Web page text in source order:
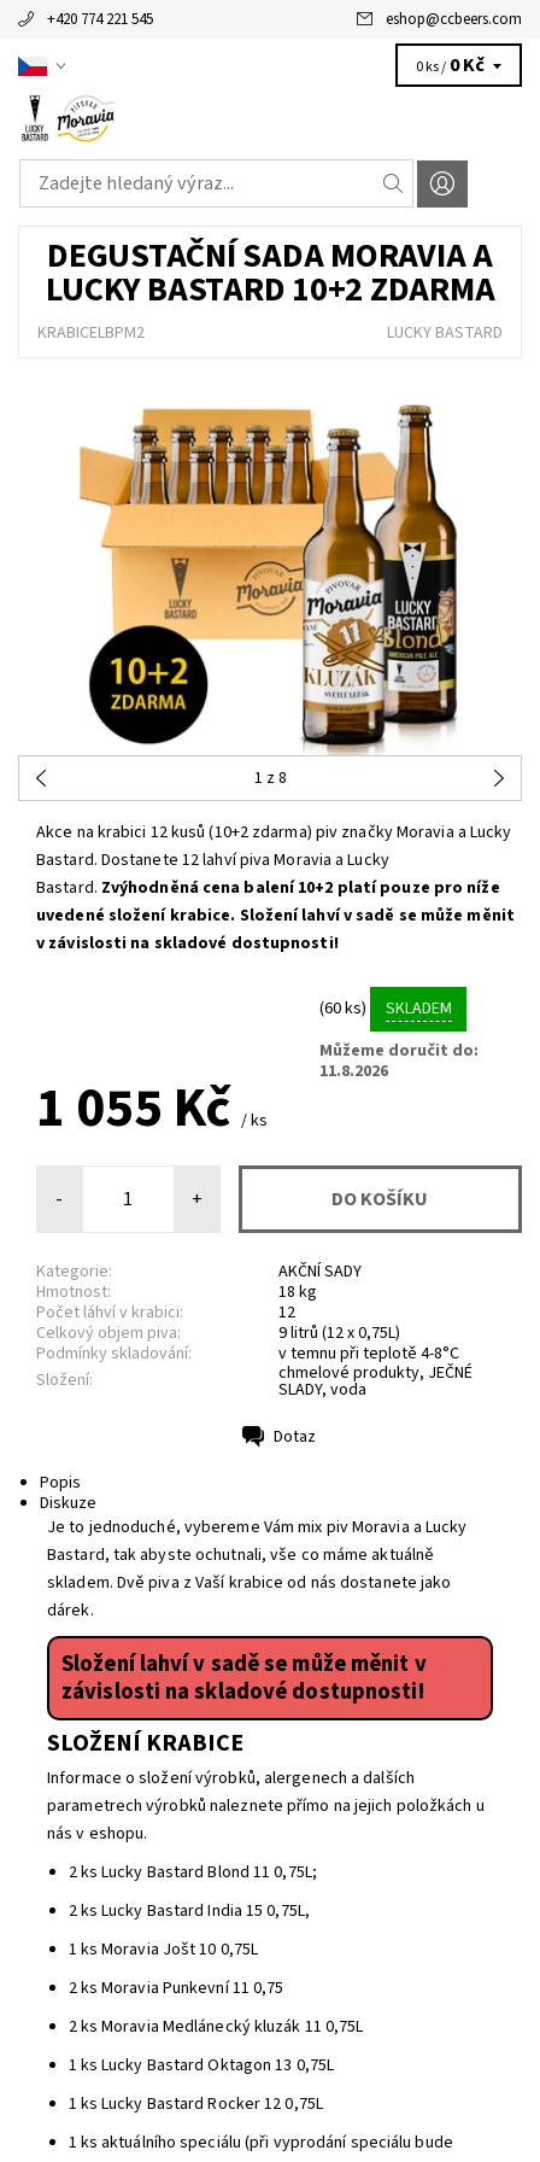
+420 774 221 545 eshop@ccbeers.com
0 ks / 0 Kč
DEGUSTAČNÍ SADA MORAVIA A
LUCKY BASTARD 10+2 ZDARMA
KRABICELBPM2 LUCKY BASTARD
1 z 8
Akce na krabici 12 kusů (10+2 zdarma) piv značky Moravia a Lucky
Bastard. Dostanete 12 lahví piva Moravia a Lucky
Bastard. Zvýhodněná cena balení 10+2 platí pouze pro níže
uvedené složení krabice. Složení lahví v sadě se může měnit
v závislosti na skladové dostupnosti!
(60 ks)
SKLADEM
Můžeme doručit do:
11.8.2026
1 055 Kč / ks
- +
Kategorie:
AKČNÍ SADY
Hmotnost:
18 kg
Počet láhví v krabici:
12
Celkový objem piva:
9 litrů (12 x 0,75L)
Podmínky skladování:
v temnu při teplotě 4-8°C
Složení:
chmelové produkty, JEČNÉ
SLADY, voda
Dotaz
Popis
Diskuze
Je to jednoduché, vybereme Vám mix piv Moravia a Lucky
Bastard, tak abyste ochutnali, vše co máme aktuálně
skladem. Dvě piva z Vaší krabice od nás dostanete jako
dárek.
Složení lahví v sadě se může měnit v
závislosti na skladové dostupnosti!
SLOŽENÍ KRABICE
Informace o složení výrobků, alergenech a dalších
parametrech výrobků naleznete přímo na jejich položkách u
nás v eshopu.
2 ksLucky Bastard Blond 11 0,75L;
2 ksLucky Bastard India 15 0,75L,
1 ksMoravia Jošt 10 0,75L
2 ksMoravia Punkevní 11 0,75
2 ksMoravia Medlánecký kluzák 11 0,75L
1 ksLucky Bastard Oktagon 13 0,75L
1 ksLucky Bastard Rocker 12 0,75L
1 ks aktuálního speciálu (při vyprodání speciálu bude